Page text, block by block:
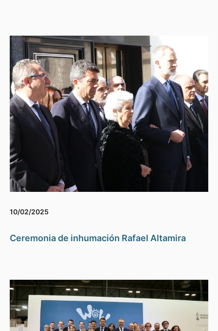
10/02/2025
Ceremonia de inhumación Rafael Altamira